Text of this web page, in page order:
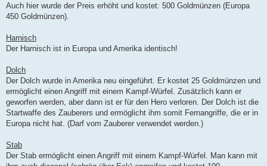
Auch hier wurde der Preis erhöht und kostet: 500 Goldmünzen (Europa
450 Goldmünzen).
Harnisch
Der Harnisch ist in Europa und Amerika identisch!
Dolch
Der Dolch wurde in Amerika neu eingeführt. Er kostet 25 Goldmünzen und
ermöglicht einen Angriff mit einem Kampf-Würfel. Zusätzlich kann er
geworfen werden, aber dann ist er für den Hero verloren. Der Dolch ist die
Startwaffe des Zauberers und ermöglicht ihm somit Fernangriffe, die er in
Europa nicht hat. (Darf vom Zauberer verwendet werden.)
Stab
Der Stab ermöglicht einen Angriff mit einem Kampf-Würfel. Man kann mit